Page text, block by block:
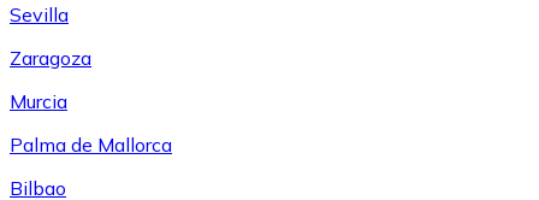
Sevilla
Zaragoza
Murcia
Palma de Mallorca
Bilbao